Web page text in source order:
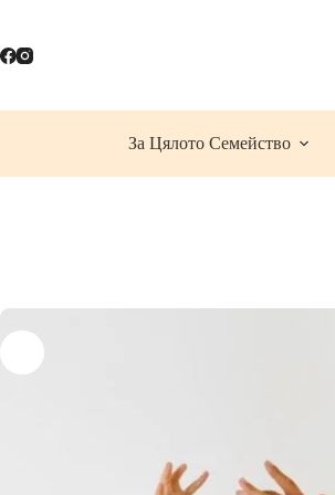
content
За Цялото Семейство